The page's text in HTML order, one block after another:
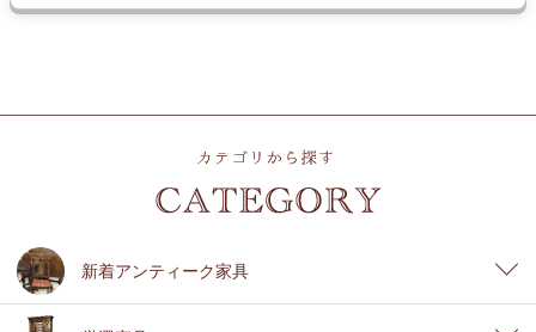
新着アンティーク家具